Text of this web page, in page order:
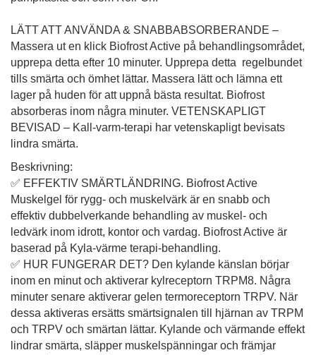
LÄTT ATT ANVÄNDA & SNABBABSORBERANDE –
Massera ut en klick Biofrost Active på behandlingsområdet,
upprepa detta efter 10 minuter. Upprepa detta regelbundet
tills smärta och ömhet lättar. Massera lätt och lämna ett
lager på huden för att uppnå bästa resultat. Biofrost
absorberas inom några minuter. VETENSKAPLIGT
BEVISAD – Kall-varm-terapi har vetenskapligt bevisats
lindra smärta.
Beskrivning:
✅ EFFEKTIV SMÄRTLÄNDRING. Biofrost Active
Muskelgel för rygg- och muskelvärk är en snabb och
effektiv dubbelverkande behandling av muskel- och
ledvärk inom idrott, kontor och vardag. Biofrost Active är
baserad på Kyla-värme terapi-behandling.
✅ HUR FUNGERAR DET? Den kylande känslan börjar
inom en minut och aktiverar kylreceptorn TRPM8. Några
minuter senare aktiverar gelen termoreceptorn TRPV. När
dessa aktiveras ersätts smärtsignalen till hjärnan av TRPM
och TRPV och smärtan lättar. Kylande och värmande effekt
lindrar smärta, släpper muskelspänningar och främjar